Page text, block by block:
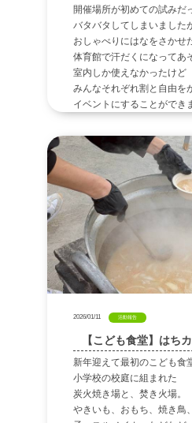
開催場所が初めての試みだ
バタバタしてしまいました
おしゃべりにはなをさかせ
体育館で汗だくになってあ
室内しか使えなかったけど
みんなそれぞれ割と自由を
イベントにすることができ
2026/01/11 活動報告
【こども食堂】はち
新年迎えて最初のこども食
小学校の校庭に組まれた
炭火焼き場と、焚き火場。
やきいも、おもち、焼き鳥